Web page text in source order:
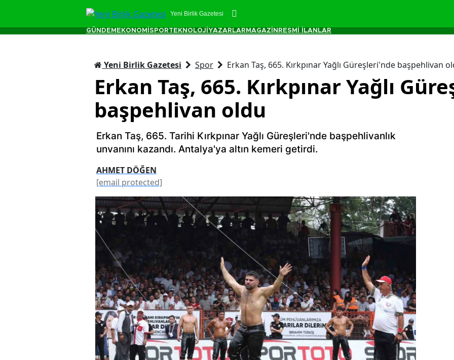
Yeni Birlik Gazetesi
GÜNDEM EKONOMİ SPORTEKNOLOJİ YAZARLAR MAGAZİN RESMİ İLANLAR
Yeni Birlik Gazetesi Spor Erkan Taş, 665. Kırkpınar Yağlı Güreşleri'nde başpehlivan
Erkan Taş, 665. Kırkpınar Yağlı
başpehlivan oldu
Erkan Taş, 665. Tarihi Kırkpınar Yağlı Güreşleri'nde başpehlivanlık
unvanını kazandı. Antalya'ya altın kemeri getirdi.
AHMET DÖĞEN
[email protected]